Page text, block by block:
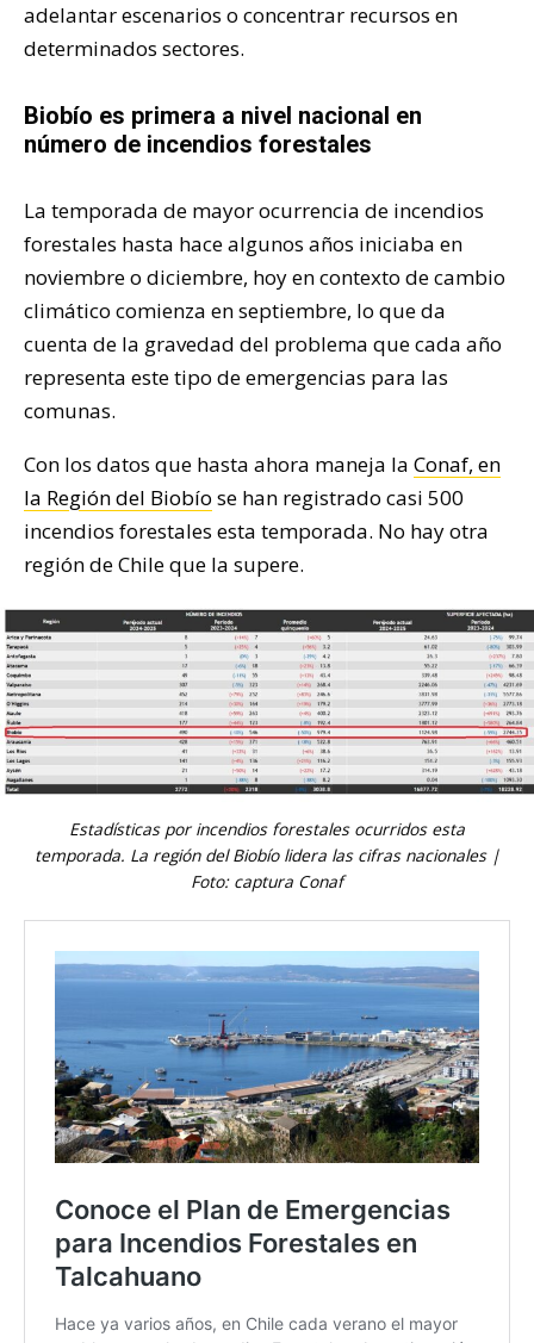
adelantar escenarios o concentrar recursos en
determinados sectores.
Biobío es primera a nivel nacional en
número de incendios forestales
La temporada de mayor ocurrencia de incendios
forestales hasta hace algunos años iniciaba en
noviembre o diciembre, hoy en contexto de cambio
climático comienza en septiembre, lo que da
cuenta de la gravedad del problema que cada año
representa este tipo de emergencias para las
comunas.
Con los datos que hasta ahora maneja la Conaf, en
la Región del Biobío se han registrado casi 500
incendios forestales esta temporada. No hay otra
región de Chile que la supere.
Estadísticas por incendios forestales ocurridos esta
temporada. La región del Biobío lidera las cifras nacionales |
Foto: captura Conaf